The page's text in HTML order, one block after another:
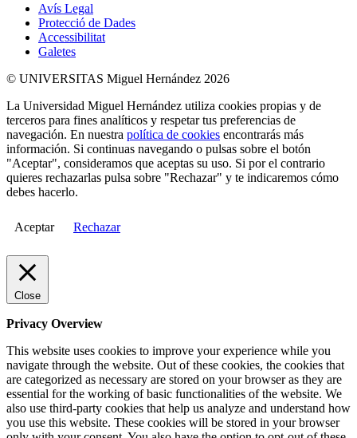
Avís Legal
Protecció de Dades
Accessibilitat
Galetes
© UNIVERSITAS Miguel Hernández 2026
La Universidad Miguel Hernández utiliza cookies propias y de
terceros para fines analíticos y respetar tus preferencias de
navegación. En nuestra política de cookies encontrarás más
información. Si continuas navegando o pulsas sobre el botón
"Aceptar", consideramos que aceptas su uso. Si por el contrario
quieres rechazarlas pulsa sobre "Rechazar" y te indicaremos cómo
debes hacerlo.
Aceptar Rechazar
Close
Privacy Overview
This website uses cookies to improve your experience while you
navigate through the website. Out of these cookies, the cookies that
are categorized as necessary are stored on your browser as they are
essential for the working of basic functionalities of the website. We
also use third-party cookies that help us analyze and understand how
you use this website. These cookies will be stored in your browser